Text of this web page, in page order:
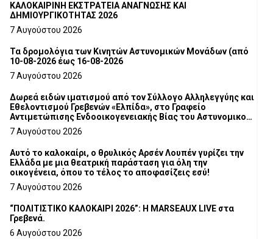
ΚΑΛΟΚΑΙΡΙΝΗ ΕΚΣΤΡΑΤΕΙΑ ΑΝΑΓΝΩΣΗΣ ΚΑΙ
ΔΗΜΙΟΥΡΓΙΚΟΤΗΤΑΣ 2026
7 Αυγούστου 2026
Τα δρομολόγια των Κινητών Αστυνομικών Μονάδων (από
10-08-2026 έως 16-08-2026
7 Αυγούστου 2026
Δωρεά ειδών ιματισμού από τον Σύλλογο Αλληλεγγύης και
Εθελοντισμού Γρεβενών «Ελπίδα», στο Γραφείο
Αντιμετώπισης Ενδοοικογενειακής Βίας του Αστυνομικού
Τμήματος Γρεβενών
7 Αυγούστου 2026
Αυτό το καλοκαίρι, ο θρυλικός Αρσέν Λουπέν γυρίζει την
Ελλάδα με μια θεατρική παράσταση για όλη την
οικογένεια, όπου το τέλος το αποφασίζεις εσύ!
7 Αυγούστου 2026
“ΠΟΛΙΤΙΣΤΙΚΟ ΚΑΛΟΚΑΙΡΙ 2026”: Η MARSEAUX LIVE στα
Γρεβενά.
6 Αυγούστου 2026